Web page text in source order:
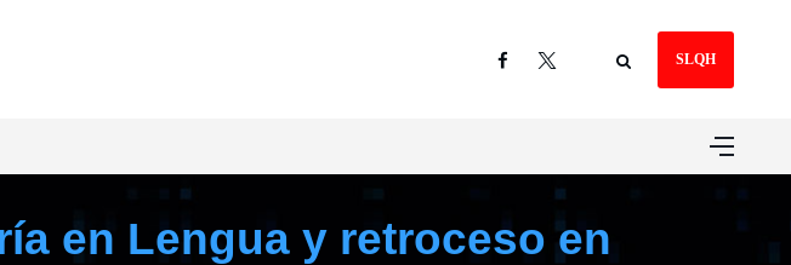
SLQH
en Lengua y retroceso en